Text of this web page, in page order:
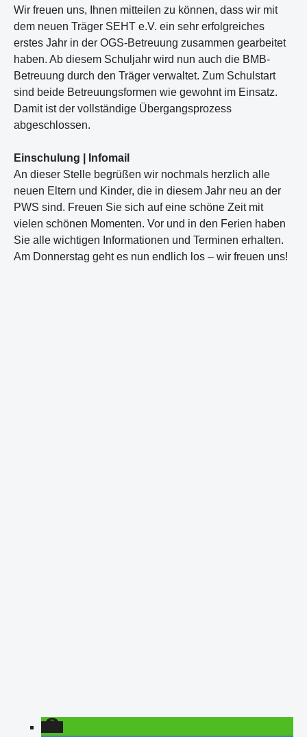
Wir freuen uns, Ihnen mitteilen zu können, dass wir mit
dem neuen Träger SEHT e.V. ein sehr erfolgreiches
erstes Jahr in der OGS-Betreuung zusammen gearbeitet
haben. Ab diesem Schuljahr wird nun auch die BMB-
Betreuung durch den Träger verwaltet. Zum Schulstart
sind beide Betreuungsformen wie gewohnt im Einsatz.
Damit ist der vollständige Übergangsprozess
abgeschlossen.
Einschulung | Infomail
An dieser Stelle begrüßen wir nochmals herzlich alle
neuen Eltern und Kinder, die in diesem Jahr neu an der
PWS sind. Freuen Sie sich auf eine schöne Zeit mit
vielen schönen Momenten. Vor und in den Ferien haben
Sie alle wichtigen Informationen und Terminen erhalten.
Am Donnerstag geht es nun endlich los – wir freuen uns!